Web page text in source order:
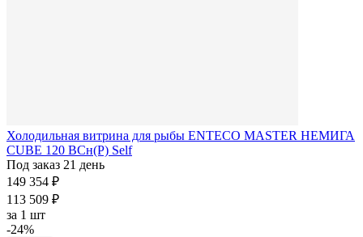
Холодильная витрина для рыбы ENTECO MASTER НЕМИГА
CUBE 120 ВСн(Р) Self
Под заказ 21 день
149 354 ₽
113 509 ₽
за 1 шт
-24%